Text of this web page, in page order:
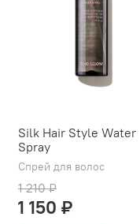
Silk Hair Style Water
Spray
Спрей для волос
1 210 ₽
1 150 ₽